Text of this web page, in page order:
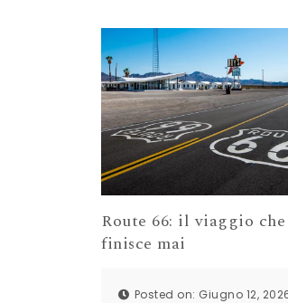
Route 66: il viaggio
finisce mai
Posted on: Giugno 12,